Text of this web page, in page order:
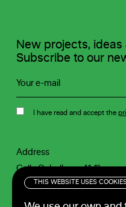
THIS WEBSITE USES
New projects, ideas
Subscribe to our
I have read and accept the
Address
Calle Caballeros 41-1º
46001 Valencia
Spain